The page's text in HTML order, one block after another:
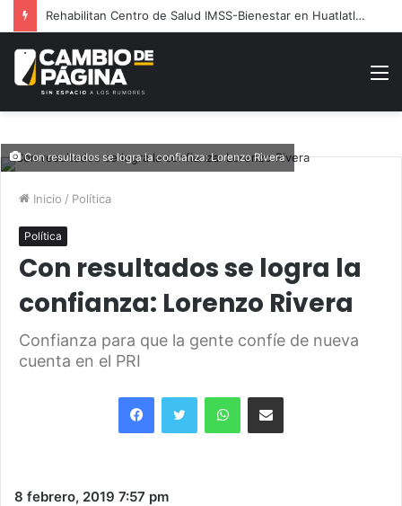
Rehabilitan Centro de Salud IMSS-Bienestar en Huatlatlauca
Con resultados se logra la confianza: Lorenzo Rivera
Inicio / Política
Política
Con resultados se logra la
confianza: Lorenzo Rivera
Confianza para que la gente confíe de nueva
cuenta en el PRI
FacebookTwitter WhatsAppShare via Email
8 febrero, 2019 7:57 pm